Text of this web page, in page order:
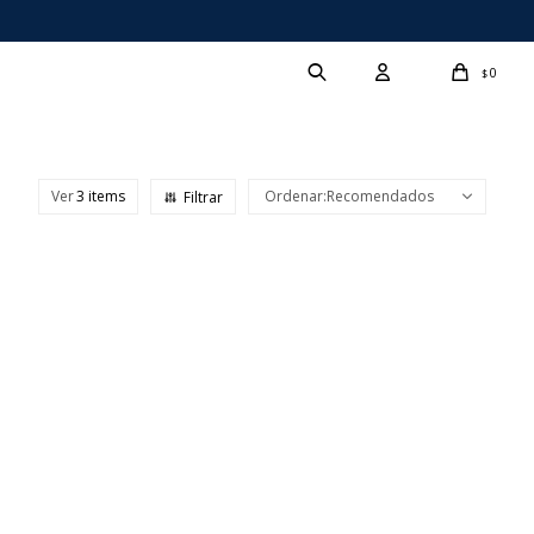
$0
Ver Recomendados